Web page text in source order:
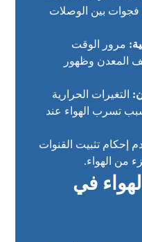
بين الوصلات
مرور الوقت
المعدن وظهور
التغيرات الحرارية
تسرب الهواء عند
إحكام تثبيت القنوات
من الهواء.
في